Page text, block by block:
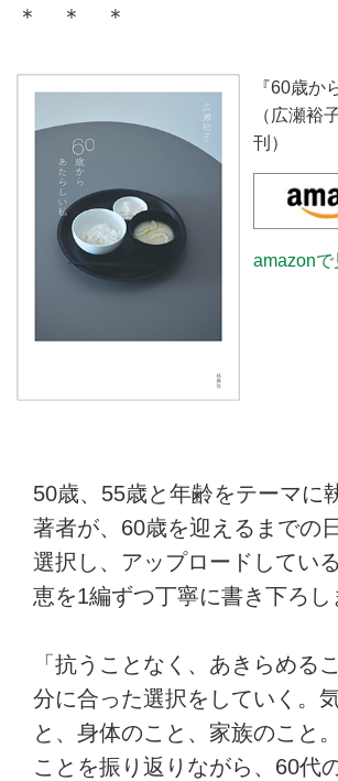
＊ ＊ ＊
『60歳か
（広瀬裕
刊）
amazonで
50歳、55歳と年齢をテーマに
著者が、60歳を迎えるまでの
選択し、アップロードしてい
恵を1編ずつ丁寧に書き下ろし
「抗うことなく、あきらめる
分に合った選択をしていく。
と、身体のこと、家族のこと
ことを振り返りながら、60代